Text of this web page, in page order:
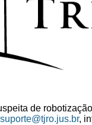
de
suporte@tjro.jus.br,